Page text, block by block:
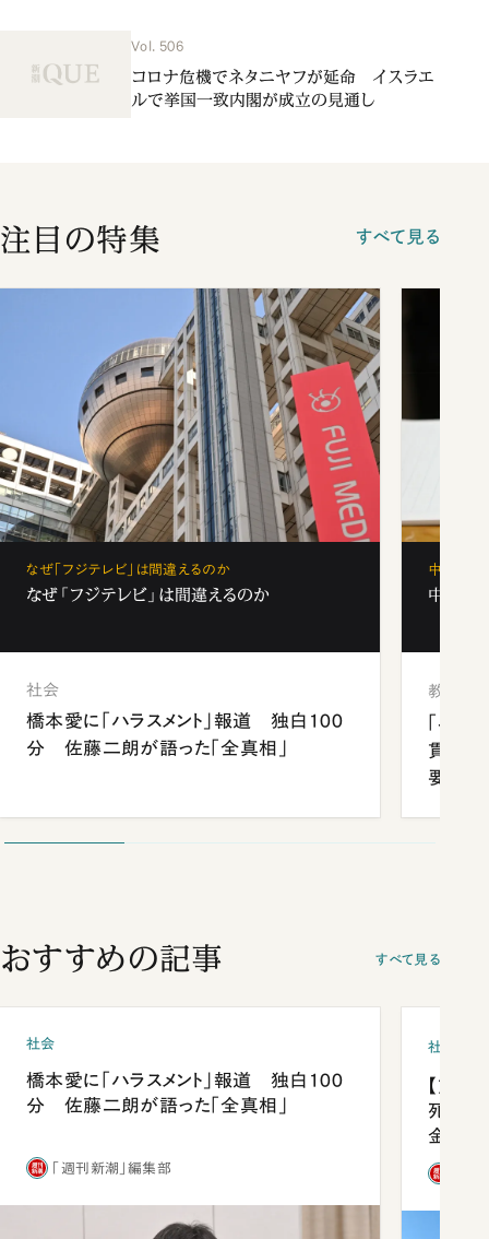
Vol. 506
コロナ危機でネタニヤフが延命 イスラエ
ルで挙国一致内閣が成立の見通し
注目の特集 すべて見る
なぜ「フジテレビ」は間違えるのか
なぜ「フジテレビ」は間違えるのか
社会
橋本愛に「ハラスメント」報道 独白100
分 佐藤二朗が語った「全真相」
中学受験
中学受
教育
「早
貫校へ
要だっ
おすすめの記事 すべて見る
社会
橋本愛に「ハラスメント」報道 独白100
分 佐藤二朗が語った「全真相」
「週刊新潮」編集部
社会
【熊本
死を分
金」